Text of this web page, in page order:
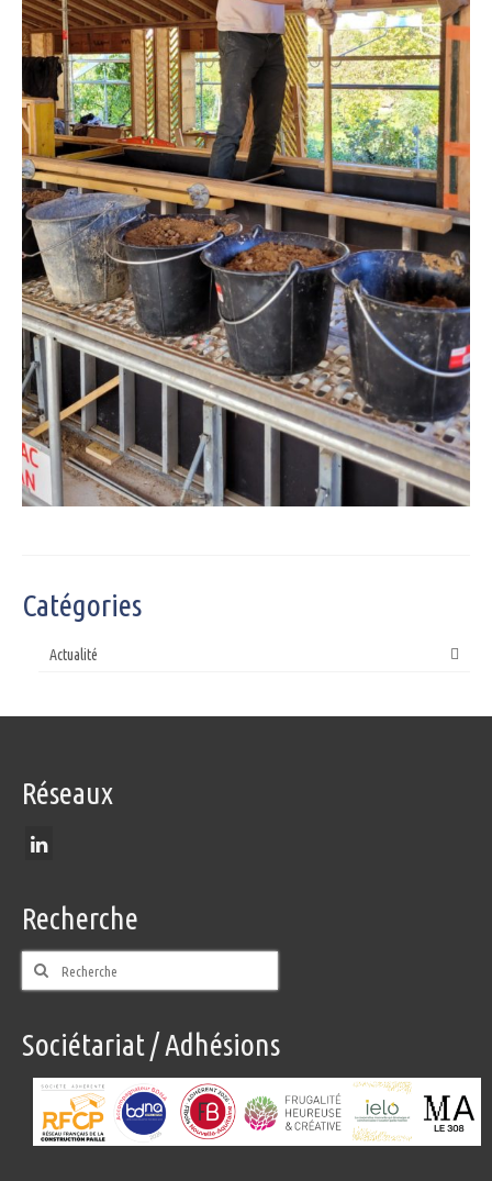
Catégories
Actualité
Réseaux
Recherche
Rechercher
Sociétariat / Adhésions